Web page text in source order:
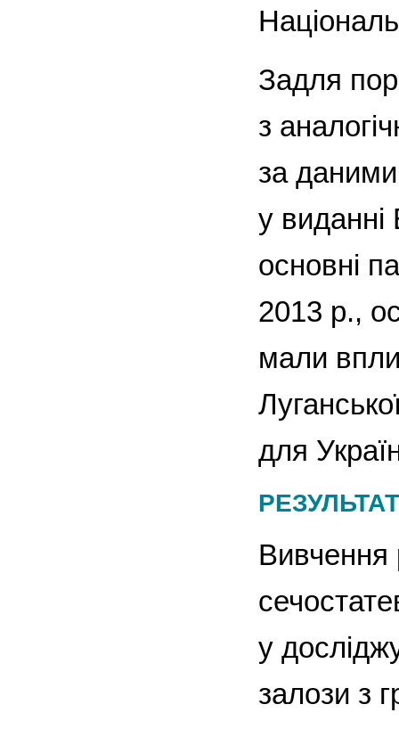
Задля
з
за
у
основні
2013 р.,
мали
для
Вивчення
у
залози з